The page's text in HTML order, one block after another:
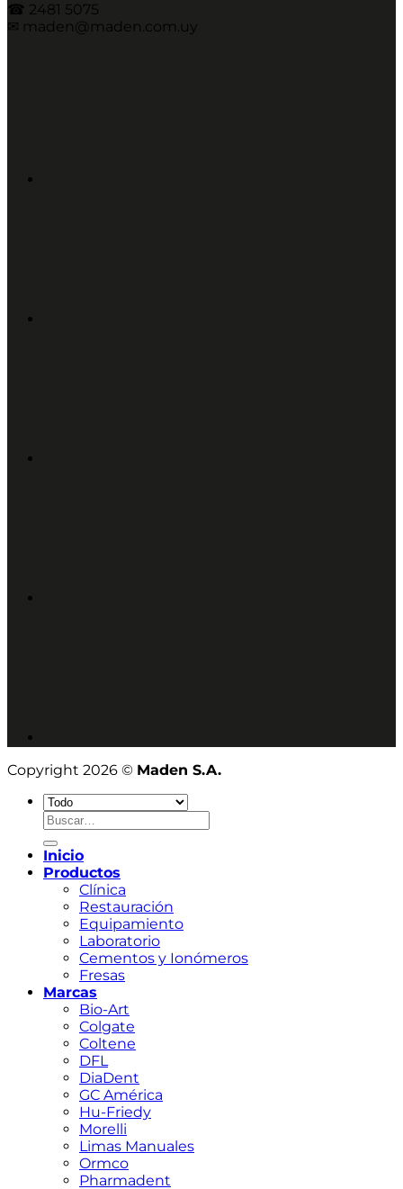
☎︎ 2481 5075
✉︎ maden@maden.com.uy
Copyright 2026 © Maden S.A.
Buscar
Inicio
Productos
Clínica
Restauración
Equipamiento
Laboratorio
Cementos y Ionómeros
Fresas
Marcas
Bio-Art
Colgate
Coltene
DFL
DiaDent
GC América
Hu-Friedy
Morelli
Limas Manuales
Ormco
Pharmadent